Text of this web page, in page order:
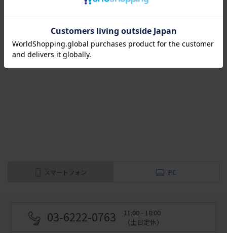
（全2 件）
スマートフォン PC
03-6222-0763
11:00 - 18:00
（土日定休）